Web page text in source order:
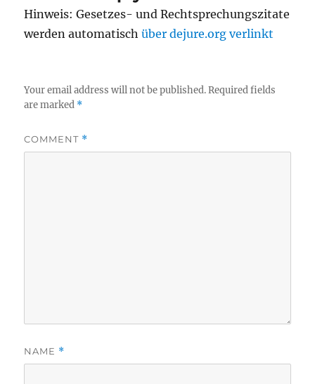
Hinweis: Gesetzes- und Rechtsprechungszitate
werden automatischüber dejure.org verlinkt
Your email address will not be published. Required fields
are marked *
COMMENT *
NAME *